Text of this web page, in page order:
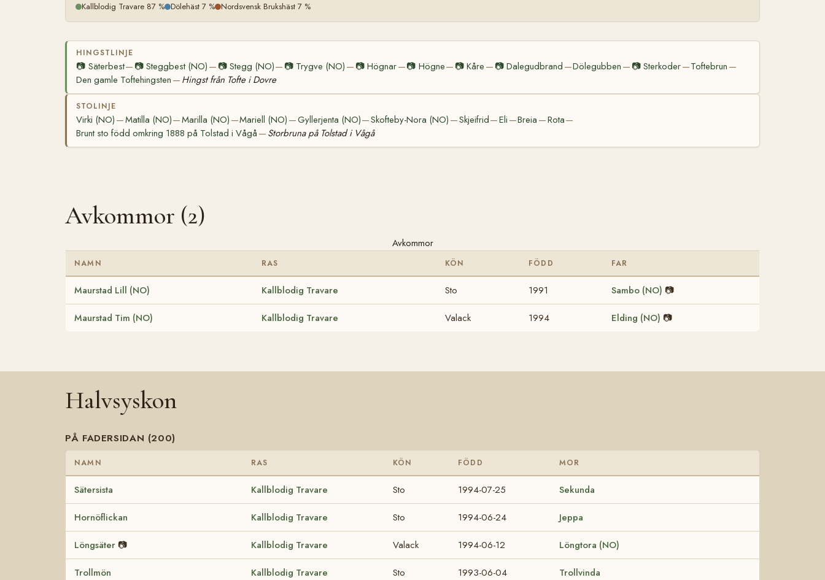
Kallblodig Travare 87 % Dölehäst 7 % Nordsvensk Brukshäst 7 %
HINGSTLINJE
📷 Säterbest— 📷Steggbest (NO) — 📷 Stegg (NO)— 📷 Trygve (NO) — 📷Högnar—📷 Högne— 📷Kåre — 📷Dalegudbrand —Dölegubben — 📷Sterkoder—Toftebrun —
Den gamle Toftehingsten — Hingst från Tofte i Dovre
STOLINJE
Virki (NO) —Matilla (NO)—Marilla (NO) —Mariell (NO) —Gyllerjenta (NO)—Skofteby-Nora (NO) —Skjeifrid—Eli —Breia —Rota—
Brunt sto född omkring 1888 på Tolstad i Vågå — Storbruna på Tolstad i Vågå
Avkommor (2)
Avkommor
NAMN RAS KÖN FÖDD FAR
Maurstad Lill (NO) Kallblodig Travare Sto 1991 Sambo (NO) 📷
Maurstad Tim (NO) Kallblodig Travare Valack 1994 Elding (NO) 📷
Halvsyskon
PÅ FADERSIDAN (200)
NAMN RAS KÖN FÖDD MOR
Sätersista Kallblodig Travare Sto 1994-07-25 Sekunda
Hornöflickan Kallblodig Travare Sto 1994-06-24 Jeppa
Löngsäter 📷 Kallblodig Travare Valack 1994-06-12 Löngtora (NO)
Trollmön Kallblodig Travare Sto 1993-06-04 Trollvinda